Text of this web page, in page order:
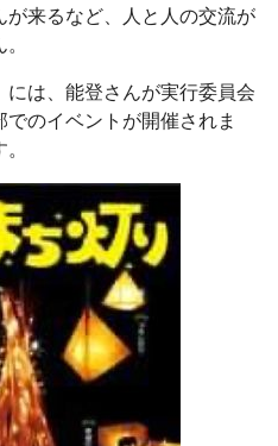
が来るなど、人と人の交流が
は、能登さんが実行委員会
のイベントが開催されま